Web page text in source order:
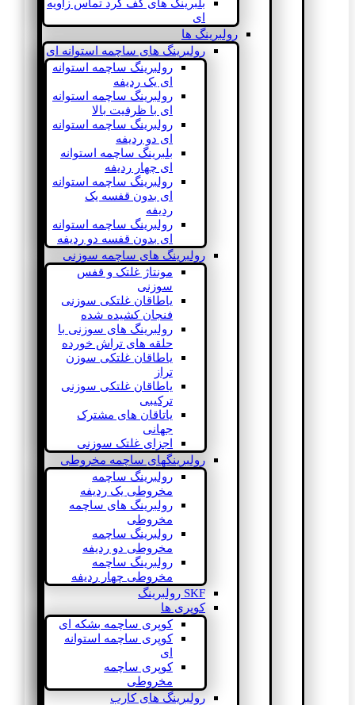
بلبرینگ های کف گرد تماس زاویه
ای
رولبرینگ ها
رولبرینگ های ساچمه استوانه ای
رولبرینگ ساچمه استوانه
ای یک ردیفه
رولبرینگ ساچمه استوانه
ای با ظرفیت بالا
رولبرینگ ساچمه استوانه
ای دو ردیفه
بلبرینگ ساچمه استوانه
ای چهار ردیفه
رولبرینگ ساچمه استوانه
ای بدون قفسه یک
ردیفه
رولبرینگ ساچمه استوانه
ای بدون قفسه دو ردیفه
رولبرینگ های ساچمه سوزنی
مونتاژ غلتک و قفس
سوزنی
یاطاقان غلتکی سوزنی
فنجان کشیده شده
رولبرینگ های سوزنی با
حلقه های تراش خورده
یاطاقان غلتکی سوزن
تراز
یاطاقان غلتکی سوزنی
ترکیبی
یاتاقان های مشترک
جهانی
اجزای غلتک سوزنی
رولبرینگهای ساچمه مخروطی
رولبرینگ ساچمه
مخروطی یک ردیفه
رولبرینگ های ساچمه
مخروطی
رولبرینگ ساچمه
مخروطی دو ردیفه
رولبرینگ ساچمه
مخروطی چهار ردیفه
SKF رولبرینگ
کوپری ها
کوپری ساچمه بشکه ای
کوپری ساچمه استوانه
ای
کوپری ساچمه
مخروطی
رولبرینگ های کارب